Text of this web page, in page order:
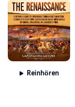
Reinhören